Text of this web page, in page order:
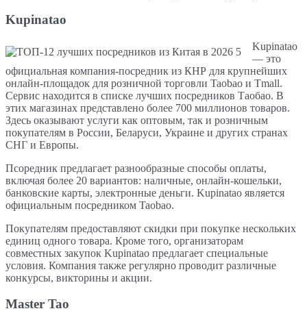
Kupinatao
Kupinatao
— это
официальная компания-посредник из КНР для крупнейших
онлайн-площадок для розничной торговли Taobao и Tmall.
Сервис находится в списке лучших посредников Таобао. В
этих магазинах представлено более 700 миллионов товаров.
Здесь оказывают услуги как оптовым, так и розничным
покупателям в России, Беларуси, Украине и других странах
СНГ и Европы.
Псоредник предлагает разнообразные способы оплаты,
включая более 20 вариантов: наличные, онлайн-кошельки,
банковские карты, электронные деньги. Kupinatao является
официальным посредником Taobao.
Покупателям предоставляют скидки при покупке нескольких
единиц одного товара. Кроме того, организаторам
совместных закупок Kupinatao предлагает специальные
условия. Компания также регулярно проводит различные
конкурсы, викторины и акции.
Master Tao